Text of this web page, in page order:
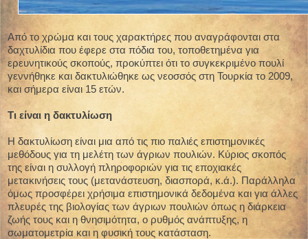
Από το χρώμα και τους χαρακτήρες που αναγράφονται στα
δαχτυλίδια που έφερε στα πόδια του, τοποθετημένα για
ερευνητικούς σκοπούς, προκύπτει ότι το συγκεκριμένο πουλί
γεννήθηκε και δακτυλιώθηκε ως νεοσσός στη Τουρκία το 2009,
και σήμερα είναι 15 ετών.
Τι είναι η δακτυλίωση
Η δακτυλίωση είναι μια από τις πιο παλιές επιστημονικές
μεθόδους για τη μελέτη των άγριων πουλιών. Κύριος σκοπός
της είναι η συλλογή πληροφοριών για τις εποχιακές
μετακινήσεις τους (μετανάστευση, διασπορά, κ.ά.). Παράλληλα
όμως προσφέρει χρήσιμα επιστημονικά δεδομένα και για άλλες
πλευρές της βιολογίας των άγριων πουλιών όπως η διάρκεια
ζωής τους και η θνησιμότητα, ο ρυθμός ανάπτυξης, η
σωματομετρία και η φυσική τους κατάσταση.